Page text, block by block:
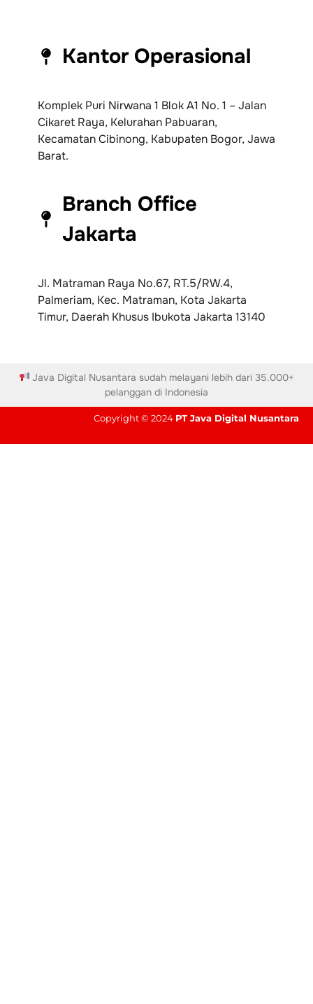
Kantor Operasional
Komplek Puri Nirwana 1 Blok A1 No. 1 – Jalan
Cikaret Raya, Kelurahan Pabuaran,
Kecamatan Cibinong, Kabupaten Bogor, Jawa
Barat.
Branch Office
Jakarta
Jl. Matraman Raya No.67, RT.5/RW.4,
Palmeriam, Kec. Matraman, Kota Jakarta
Timur, Daerah Khusus Ibukota Jakarta 13140
Java Digital Nusantara sudah melayani lebih dari 35.000+
pelanggan di Indonesia
Copyright © 2024 PT Java Digital Nusantara